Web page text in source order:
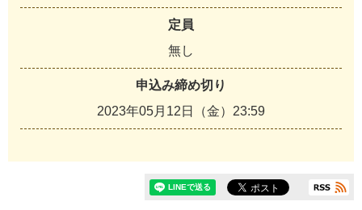
定員
無し
申込み締め切り
2023年05月12日（金）23:59